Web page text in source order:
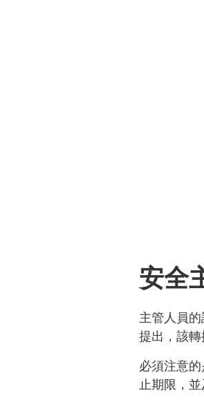
安全
主管人員
提出，該轉
必須注意
止期限，